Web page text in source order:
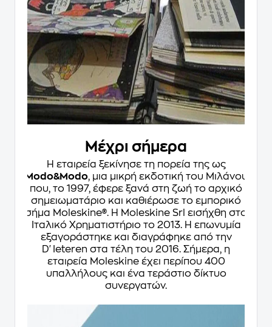
Μέχρι σήμερα
Η εταιρεία ξεκίνησε τη πορεία της ως
Modo&Modo, μια μικρή εκδοτική του Μιλάνου
που, το 1997, έφερε ξανά στη ζωή το αρχικό
σημειωματάριο και καθιέρωσε το εμπορικό
σήμα Moleskine®. Η Moleskine Srl εισήχθη στο
Ιταλικό Χρηματιστήριο το 2013. Η επωνυμία
εξαγοράστηκε και διαγράφηκε από την
D'Ieteren στα τέλη του 2016. Σήμερα, η
εταιρεία Moleskine έχει περίπου 400
υπαλλήλους και ένα τεράστιο δίκτυο
συνεργατών.